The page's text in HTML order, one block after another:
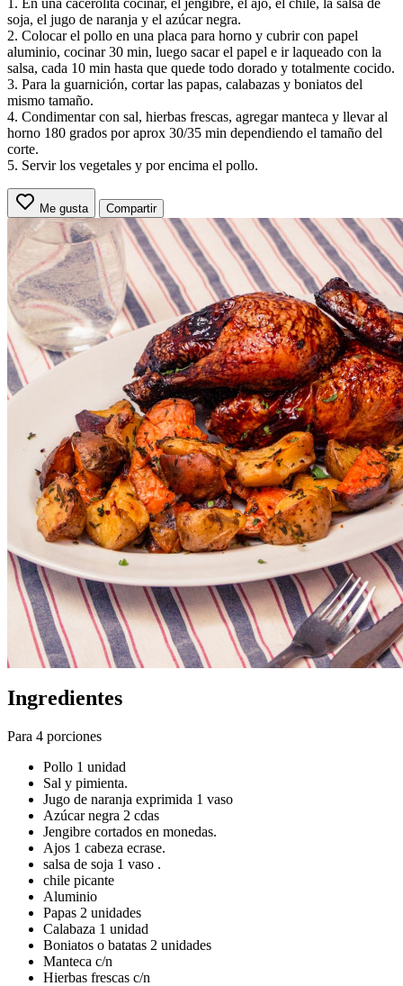
soja, el jugo de naranja y el azúcar negra.
2. Colocar el pollo en una placa para horno y cubrir con papel
aluminio, cocinar 30 min, luego sacar el papel e ir laqueado con la
salsa, cada 10 min hasta que quede todo dorado y totalmente cocido.
3. Para la guarnición, cortar las papas, calabazas y boniatos del
mismo tamaño.
4. Condimentar con sal, hierbas frescas, agregar manteca y llevar al
horno 180 grados por aprox 30/35 min dependiendo el tamaño del
corte.
5. Servir los vegetales y por encima el pollo.
Me gusta Compartir
Ingredientes
Para 4 porciones
Pollo 1 unidad
Sal y pimienta.
Jugo de naranja exprimida 1 vaso
Azúcar negra 2 cdas
Jengibre cortados en monedas.
Ajos 1 cabeza ecrase.
salsa de soja 1 vaso .
chile picante
Aluminio
Papas 2 unidades
Calabaza 1 unidad
Boniatos o batatas 2 unidades
Manteca c/n
Hierbas frescas c/n